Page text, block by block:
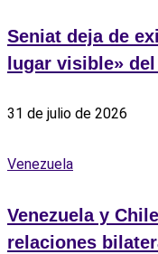
Seniat deja de
lugar visible»
31 de julio de 2026
Venezuela
Venezuela y
relaciones